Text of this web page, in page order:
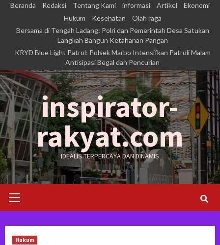
Skip
content
Beranda Redaksi Tentang Kami informasi Artikel
Ekonomi
Hukum
Kesehatan
Olah raga
Bersama di Tengah Ladang: Polri dan Pemerintah Desa Satukan
Langkah Bangun Ketahanan Pangan
KRYD Blue Light Patrol: Polsek Marbo Intensifkan Patroli Malam
Antisipasi Begal dan Pencurian
inspirator-
rakyat.com
IDEALIS TERPERCAYA DAN DINAMIS
Menu
Hukum